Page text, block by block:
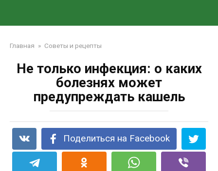
Главная » Советы и рецепты
Не только инфекция: о каких
болезнях может
предупреждать кашель
Поделиться на Facebook